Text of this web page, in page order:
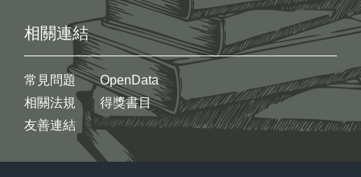
相關連結
常見問題
相關法規
友善連結
OpenData
得獎書目